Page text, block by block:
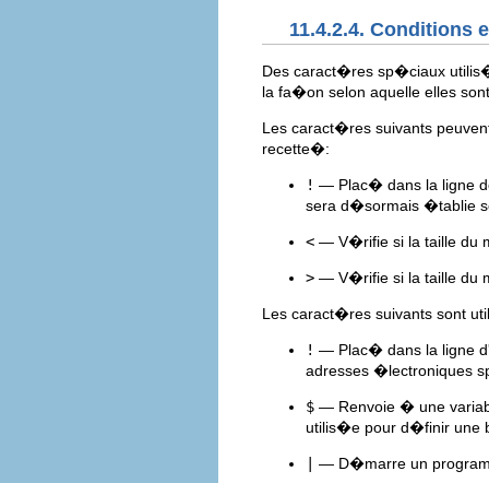
11.4.2.4. Conditions
Des caract�res sp�ciaux
la fa�on selon aquelle elles
Les caract�res suivants
recette�:
! — Plac� dans la ligne
sera d�sormais �tablie
< — V�rifie si la taille du
> — V�rifie si la taille du
Les caract�res suivants sont
! — Plac� dans la ligne
adresses �lectroniques
$ — Renvoie � une
utilis�e pour d�finir une
— D�marre un